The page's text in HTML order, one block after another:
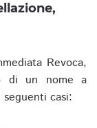
Revoca,
di un nome a
casi: